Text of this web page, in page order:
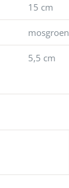
15 cm
mosgroen
5,5 cm